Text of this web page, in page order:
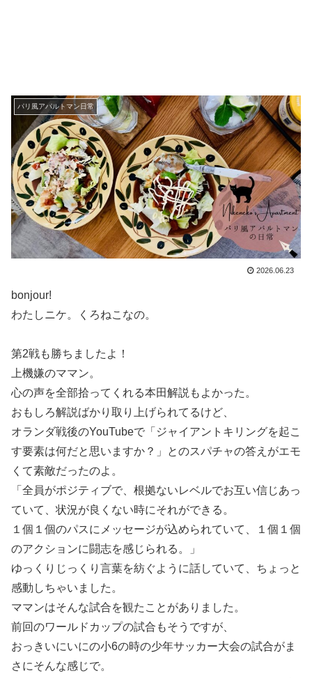
パリ風アパルトマン日常
2026.06.23
bonjour!
わたしニケ。くろねこなの。
第2戦も勝ちましたよ！
上機嫌のママン。
心の声を全部拾ってくれる本田解説もよかった。
おもしろ解説ばかり取り上げられてるけど、
オランダ戦後のYouTubeで「ジャイアントキリングを起こ
す要素は何だと思いますか？」とのスパチャの答えがエモ
くて素敵だったのよ。
「全員がポジティブで、根拠ないレベルでお互い信じあっ
ていて、状況が良くない時にそれができる。
１個１個のパスにメッセージが込められていて、１個１個
のアクションに闘志を感じられる。」
ゆっくりじっくり言葉を紡ぐように話していて、ちょっと
感動しちゃいました。
ママンはそんな試合を観たことがありました。
前回のワールドカップの試合もそうですが、
おっきいにいにの小6の時の少年サッカー大会の試合がま
さにそんな感じで。